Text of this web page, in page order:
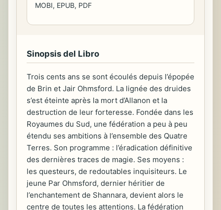
MOBI, EPUB, PDF
Sinopsis del Libro
Trois cents ans se sont écoulés depuis l’épopée
de Brin et Jair Ohmsford. La lignée des druides
s’est éteinte après la mort d’Allanon et la
destruction de leur forteresse. Fondée dans les
Royaumes du Sud, une fédération a peu à peu
étendu ses ambitions à l’ensemble des Quatre
Terres. Son programme : l’éradication définitive
des dernières traces de magie. Ses moyens :
les questeurs, de redoutables inquisiteurs. Le
jeune Par Ohmsford, dernier héritier de
l’enchantement de Shannara, devient alors le
centre de toutes les attentions. La fédération